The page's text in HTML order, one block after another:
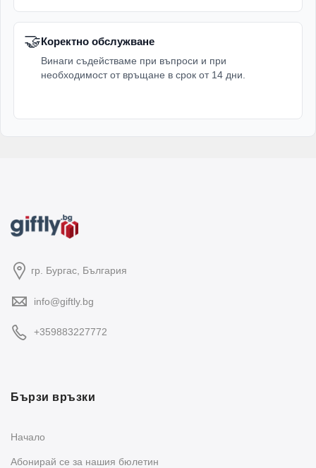
🤝Коректно обслужване
Винаги съдействаме при въпроси и при
необходимост от връщане в срок от 14 дни.
гр. Бургас, България
info@giftly.bg
+359883227772
Бързи връзки
Начало
Абонирай се за нашия бюлетин